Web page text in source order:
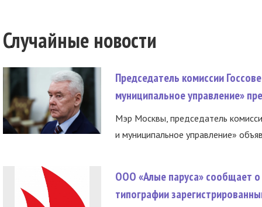
Случайные новости
Председатель комиссии
муниципальное управление»
Мэр Москвы, председатель
и муниципальное управление»
ООО «Алые паруса» сообщает о
типографии